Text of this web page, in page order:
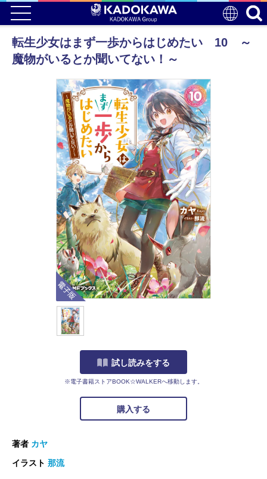
転生少女はまず一歩からはじめたい 10 ～
魔物がいるとか聞いてない！～
電子版
試し読みをする
※電子書籍ストアBOOK☆WALKERへ移動します。
購入する
著者 カヤ
イラスト 那流